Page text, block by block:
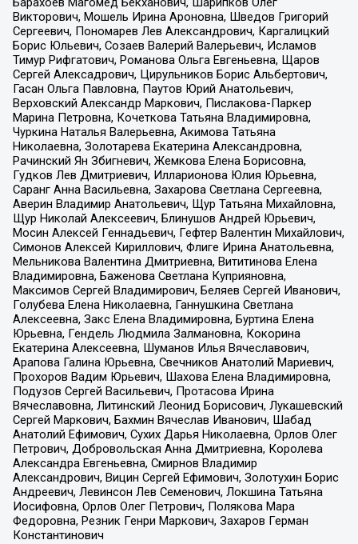
Викторович, Мошель Ирина Ароновна, Шведов Григорий
Сергеевич, Пономарев Лев Александрович, Каргалицкий
Борис Юльевич, Созаев Валерий Валерьевич, Исламов
Тимур Рифгатович, Романова Ольга Евгеньевна, Щаров
Сергей Алексадрович, Цирульников Борис Альбертович,
Гасан Ольга Павловна, Паутов Юрий Анатольевич,
Верховский Александр Маркович, Пислакова-Паркер
Марина Петровна, Кочеткова Татьяна Владимировна,
Чуркина Наталья Валерьевна, Акимова Татьяна
Николаевна, Золотарева Екатерина Александровна,
Рачинский Ян Збигневич, Жемкова Елена Борисовна,
Гудков Лев Дмитриевич, Илларионова Юлия Юрьевна,
Саранг Анна Васильевна, Захарова Светлана Сергеевна,
Аверин Владимир Анатольевич, Щур Татьяна Михайловна,
Щур Николай Алексеевич, Блинушов Андрей Юрьевич,
Мосин Алексей Геннадьевич, Гефтер Валентин Михайлович,
Симонов Алексей Кириллович, Флиге Ирина Анатольевна,
Мельникова Валентина Дмитриевна, Вититинова Елена
Владимировна, Баженова Светлана Куприяновна,
Максимов Сергей Владимирович, Беляев Сергей Иванович,
Голубева Елена Николаевна, Ганнушкина Светлана
Алексеевна, Закс Елена Владимировна, Буртина Елена
Юрьевна, Гендель Людмила Залмановна, Кокорина
Екатерина Алексеевна, Шуманов Илья Вячеславович,
Арапова Галина Юрьевна, Свечников Анатолий Мариевич,
Прохоров Вадим Юрьевич, Шахова Елена Владимировна,
Подузов Сергей Васильевич, Протасова Ирина
Вячеславовна, Литинский Леонид Борисович, Лукашевский
Сергей Маркович, Бахмин Вячеслав Иванович, Шабад
Анатолий Ефимович, Сухих Дарья Николаевна, Орлов Олег
Петрович, Добровольская Анна Дмитриевна, Королева
Александра Евгеньевна, Смирнов Владимир
Александрович, Вицин Сергей Ефимович, Золотухин Борис
Андреевич, Левинсон Лев Семенович, Локшина Татьяна
Иосифовна, Орлов Олег Петрович, Полякова Мара
Федоровна, Резник Генри Маркович, Захаров Герман
Константинович